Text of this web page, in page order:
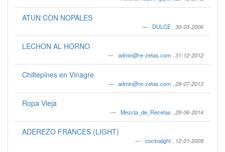
ATUN CON NOPALES
DULCE 30-03-2006
LECHON AL HORNO
admin@re-zetas.com 31-12-2012
Chiltepines en Vinagre
admin@re-zetas.com 28-07-2013
Ropa Vieja
Mezcla_de_Recetas 28-06-2014
ADEREZO FRANCES (LIGHT)
cocinalight 12-01-2009